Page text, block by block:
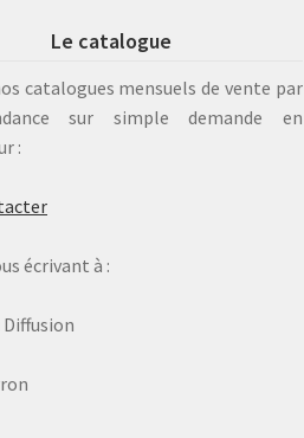
Le catalogue
catalogues mensuels de vente par
sur simple demande en
:
écrivant à :